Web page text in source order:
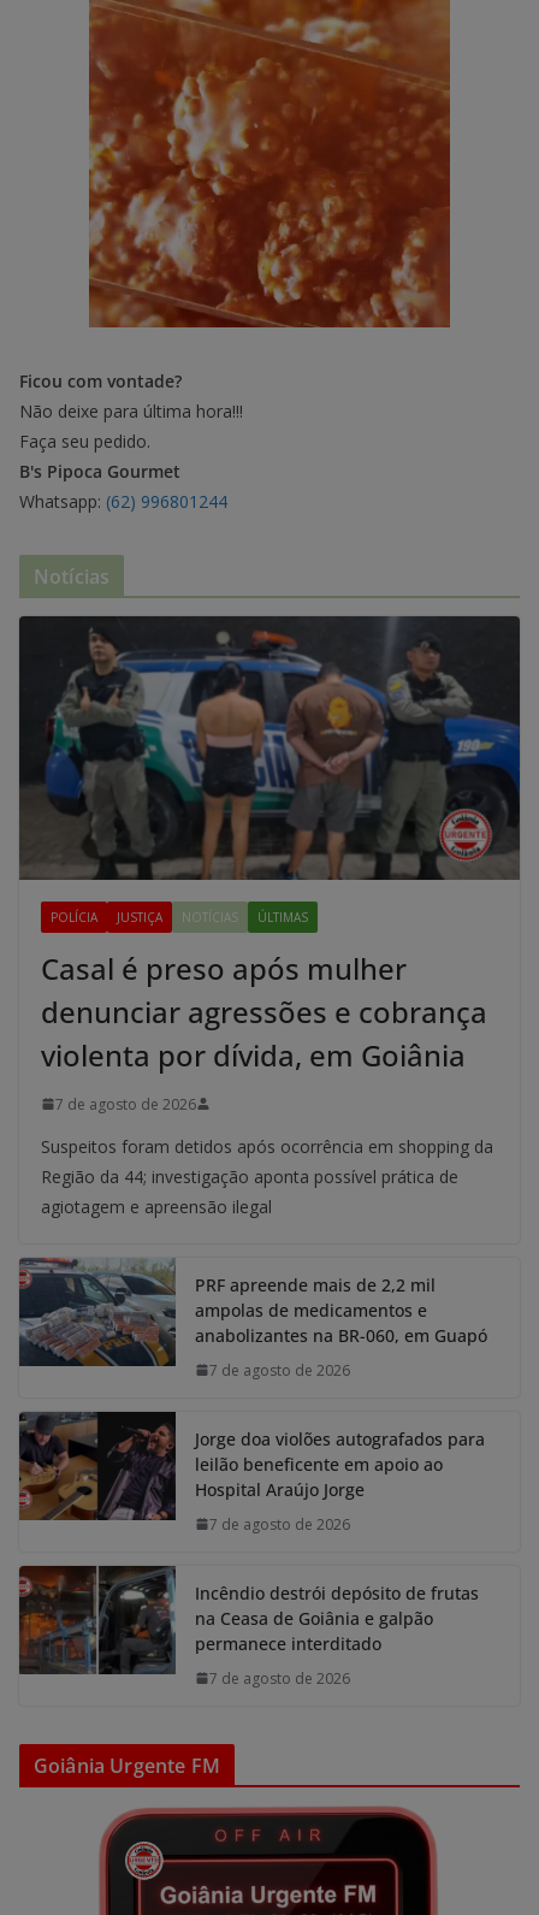
Ficou com vontade?
Não deixe para última hora!!!
Faça seu pedido.
B's Pipoca Gourmet
Whatsapp: (62) 996801244
Notícias
POLÍCIA JUSTIÇA NOTÍCIAS ÚLTIMAS
Casal é preso após mulher
denunciar agressões e cobrança
violenta por dívida, em Goiânia
7 de agosto de 2026
Suspeitos foram detidos após ocorrência em shopping da
Região da 44; investigação aponta possível prática de
agiotagem e apreensão ilegal
PRF apreende mais de 2,2 mil
ampolas de medicamentos e
anabolizantes na BR-060, em Guapó
7 de agosto de 2026
Jorge doa violões autografados para
leilão beneficente em apoio ao
Hospital Araújo Jorge
7 de agosto de 2026
Incêndio destrói depósito de frutas
na Ceasa de Goiânia e galpão
permanece interditado
7 de agosto de 2026
Goiânia Urgente FM